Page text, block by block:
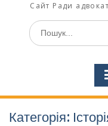
Сайт Ради
Шукати:
Категорія: